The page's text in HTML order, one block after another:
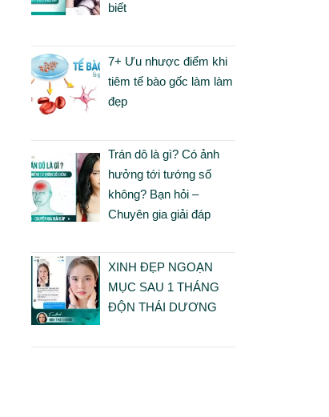
biết
7+ Ưu nhược điểm khi
tiêm tế bào gốc làm làm
đẹp
Trán dô là gì? Có ảnh
hưởng tới tướng số
không? Bạn hỏi –
Chuyên gia giải đáp
XINH ĐẸP NGOẠN
MỤC SAU 1 THÁNG
ĐỘN THÁI DƯƠNG